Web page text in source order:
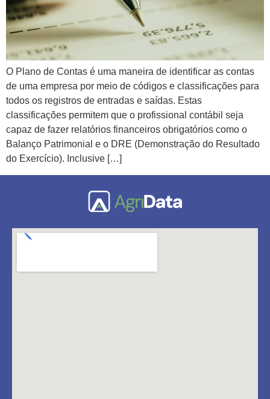
O Plano de Contas é uma maneira de identificar as contas
de uma empresa por meio de códigos e classificações para
todos os registros de entradas e saídas. Estas
classificações permitem que o profissional contábil seja
capaz de fazer relatórios financeiros obrigatórios como o
Balanço Patrimonial e o DRE (Demonstração do Resultado
do Exercício). Inclusive […]